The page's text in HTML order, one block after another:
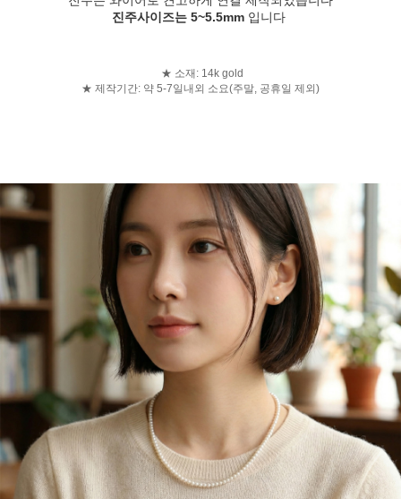
진주사이즈는 5~5.5mm 입니다
★ 소재: 14k gold
★ 제작기간: 약 5-7일내외 소요(주말, 공휴일 제외)